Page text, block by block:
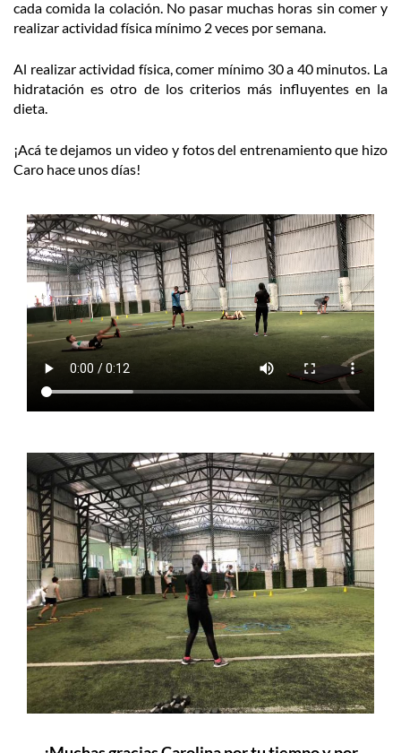
cada comida la colación. No pasar muchas horas sin comer y
realizar actividad física mínimo 2 veces por semana.
Al realizar actividad física, comer mínimo 30 a 40 minutos. La
hidratación es otro de los criterios más influyentes en la
dieta.
¡Acá te dejamos un video y fotos del entrenamiento que hizo
Caro hace unos días!